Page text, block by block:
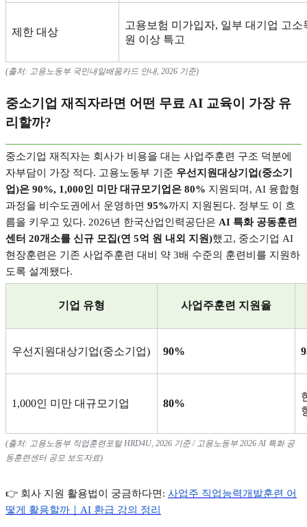
제한 대상
고용보험 미가입자, 일부 대기업 고소
원 이상 특고
(출처: 고용노동부 국민내일배움카드 안내, 2026 기준)
중소기업 재직자라면 어떤 무료 AI 교육이 가장 유
리할까?
중소기업 재직자는 회사가 비용을 대는 사업주훈련 구조 덕분에
자부담이 가장 적다. 고용노동부 기준 우선지원대상기업(중소기
업)은 90%, 1,000인 미만 대규모기업은 80% 지원되며 , AI 융합형
과정을 비수도권에서 운영하면 95%까지 지원된다. 정부도 이 흐
름을 키우고 있다. 2026년 한국산업인력공단은 AI 특화 공동훈련
센터 20개소를 신규 모집(연 5억 원 내외 지원)했고, 중소기업 AI
현장훈련은 기존 사업주훈련 대비 약 3배 수준의 훈련비를 지원하
도록 설계됐다.
기업 유형 사업주훈련 지원율
우선지원대상기업(중소기업) 90%
1,000인 미만 대규모기업 80%
(출처: 고용노동부 직업훈련포털HRD4U, 2026 기준/ 고용노동부 2026 AI 특화 공
동훈련센터 공모 보도자료)
👉 회사 지원 활용법이 궁금하다면 : 사업주 직업능력개발훈련 어
떻게
활용할까｜AI 환급 강의 정리